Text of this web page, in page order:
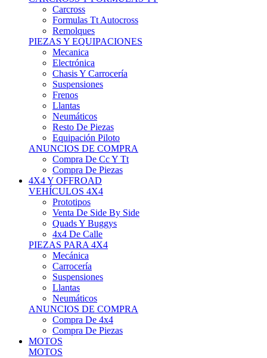
Formulas Tt Autocross
Remolques
PIEZAS Y EQUIPACIONES
Mecanica
Electrónica
Chasis Y Carrocería
Suspensiones
Frenos
Llantas
Neumáticos
Resto De Piezas
Equipación Piloto
ANUNCIOS DE COMPRA
Compra De Cc Y Tt
Compra De Piezas
4X4 Y OFFROAD
VEHÍCULOS 4X4
Prototipos
Venta De Side By Side
Quads Y Buggys
4x4 De Calle
PIEZAS PARA 4X4
Mecánica
Carrocería
Suspensiones
Llantas
Neumáticos
ANUNCIOS DE COMPRA
Compra De 4x4
Compra De Piezas
MOTOS
MOTOS
Motos De Circuito